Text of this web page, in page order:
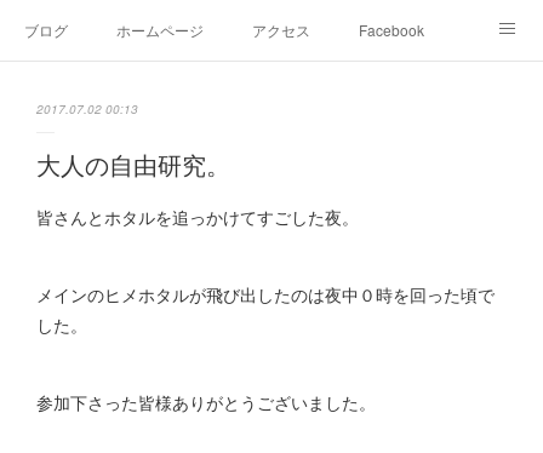
ブログ ホームページ アクセス Facebook
2017.07.02 00:13
大人の自由研究。
皆さんとホタルを追っかけてすごした夜。
メインのヒメホタルが飛び出したのは夜中０時を回った頃で
した。
参加下さった皆様ありがとうございました。